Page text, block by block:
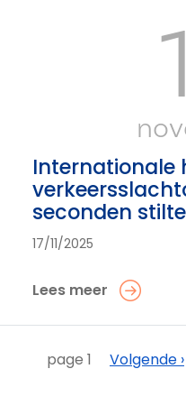
Internationale
seconden
17/11/2025
Lees meer
Paginering
page 1 Volgende
Volgende ›